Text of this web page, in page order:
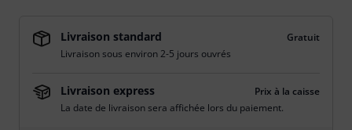
Livraison standard
Gratuit
Livraison sous environ 2-5 jours ouvrés
Livraison express
Prix à la caisse
La date de livraison sera affichée lors du paiement.